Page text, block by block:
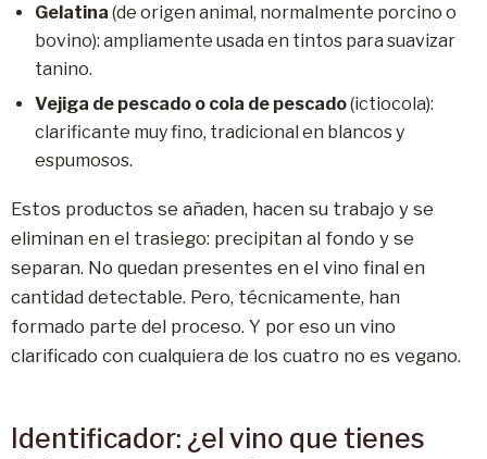
Gelatina (de origen animal, normalmente porcino o
bovino): ampliamente usada en tintos para suavizar
tanino.
Vejiga de pescado o cola de pescado(ictiocola):
clarificante muy fino, tradicional en blancos y
espumosos.
Estos productos se añaden, hacen su trabajo y se
eliminan en el trasiego: precipitan al fondo y se
separan. No quedan presentes en el vino final en
cantidad detectable. Pero, técnicamente, han
formado parte del proceso. Y por eso un vino
clarificado con cualquiera de los cuatro no es vegano.
Identificador: ¿el vino que tienes